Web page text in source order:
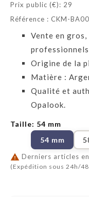
Prix public (€): 29
Référence : CKM-
Vente en
Origine de la
Matière :
Qualité et
Opalook.
Taille: 54 mm
54 mm
 Derniers articles
(Expédition sous 24h/